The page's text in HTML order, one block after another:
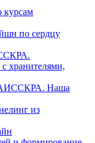
курсам
по сердцу
с хранителями,
Наша
из